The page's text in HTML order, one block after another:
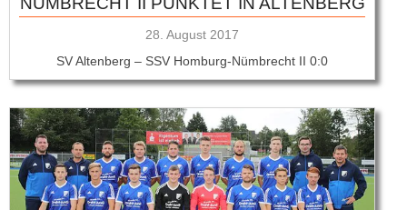
Veröffentlicht
28. August 2017
SV Altenberg – SSV Homburg-Nümbrecht II 0:0